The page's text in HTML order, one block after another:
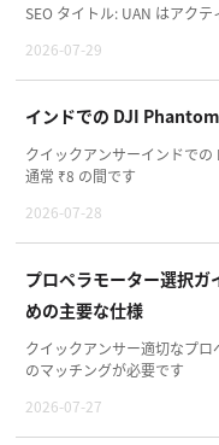
SEO タイトル: UAN はアク
2026-07-29
インドでの DJI
クイックアンサーインドで
通常 ₹8 の間です
2026-07-28
プロペラモーター選択
めの主要な仕様
クイックアンサー適切なプ
のマッチングが必要です
2026-07-27